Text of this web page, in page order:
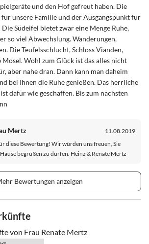
und den Hof gefreut haben. Die
unsere Familie und der Ausgangspunkt für
Südeifel bietet zwar eine Menge Ruhe,
so viel Abwechslung. Wanderungen,
Die Teufelsschlucht, Schloss Vianden,
Mosel. Wohl zum Glück ist das alles nicht
aber nahe dran. Dann kann man daheim
bei Ihnen die Ruhe genießen. Das herrliche
dafür wie geschaffen. Bis zum nächsten
Mertz
11.08.2019
diese Bewertung! Wir würden uns freuen, Sie
begrüßen zu dürfen. Heinz & Renate Mertz
Bewertungen anzeigen
von Frau Renate Mertz